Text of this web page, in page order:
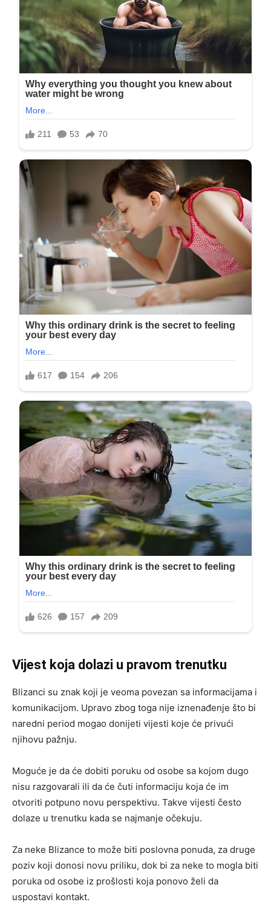
Vijest koja dolazi u pravom trenutku
Blizanci su znak koji je veoma povezan sa informacijama i
komunikacijom. Upravo zbog toga nije iznenađenje što bi
naredni period mogao donijeti vijesti koje će privući
njihovu pažnju.
Moguće je da će dobiti poruku od osobe sa kojom dugo
nisu razgovarali ili da će čuti informaciju koja će im
otvoriti potpuno novu perspektivu. Takve vijesti često
dolaze u trenutku kada se najmanje očekuju.
Za neke Blizance to može biti poslovna ponuda, za druge
poziv koji donosi novu priliku, dok bi za neke to mogla biti
poruka od osobe iz prošlosti koja ponovo želi da
uspostavi kontakt.